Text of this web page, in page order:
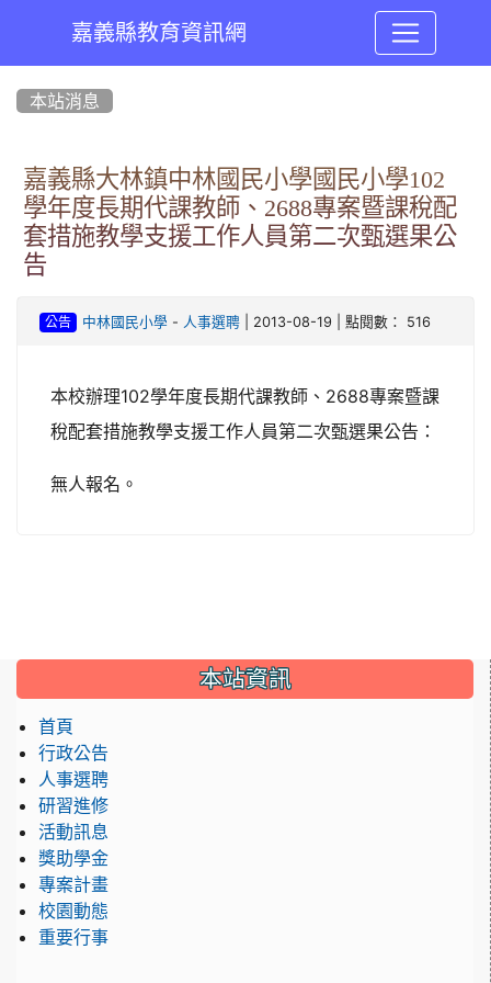
嘉義縣教育資訊網
本站消息
嘉義縣大林鎮中林國民小學國民小學102
學年度長期代課教師、2688專案暨課稅配
套措施教學支援工作人員第二次甄選果公
告
公告 中林國民小學- 人事選聘| 2013-08-19 | 點閱數： 516
本校辦理102學年度長期代課教師、2688專案暨課
稅配套措施教學支援工作人員第二次甄選果公告：
無人報名。
::: 本站資訊
首頁
行政公告
人事選聘
研習進修
活動訊息
獎助學金
專案計畫
校園動態
重要行事